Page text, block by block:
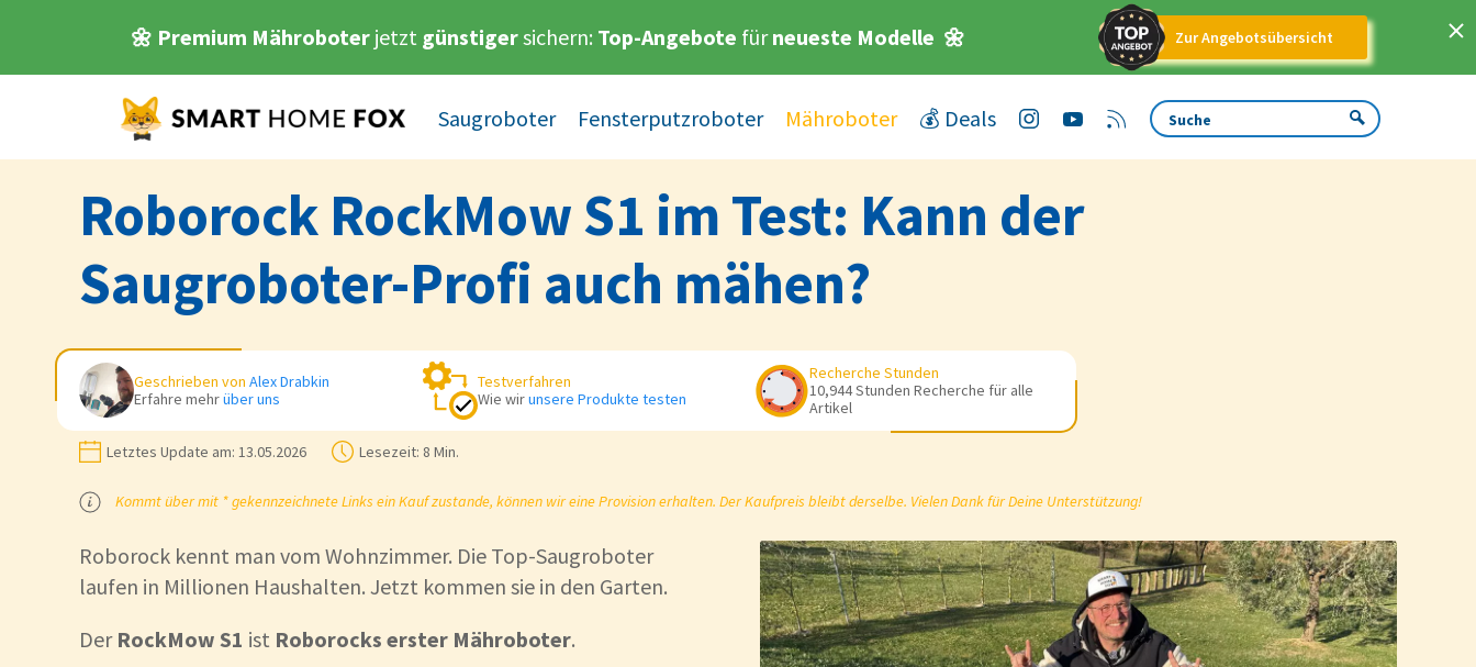
🌼 Premium Mähroboter jetzt günstigersichern: Top-Angebote fürneueste Modelle 🌼 Zur Angebotsübersicht
Saugroboter Fensterputzroboter Mähroboter 💰 Deals
Roborock RockMow S1 im Test: Kann der
Saugroboter-Profi auch mähen?
Geschrieben von Alex Drabkin
Erfahre mehrüber uns
Testverfahren
Wie wirunsere Produkte testen
Recherche Stunden
10,944 Stunden Recherche für alle
Artikel
Letztes Update am: 13.05.2026 Lesezeit: 8 Min.
Kommt über mit * gekennzeichnete Links ein Kauf zustande, können wir eine Provision erhalten. Der Kaufpreis bleibt derselbe. Vielen Dank für Deine Unterstützung!
Roborock kennt man vom Wohnzimmer. Die Top-Saugroboter
laufen in Millionen Haushalten. Jetzt kommen sie in den Garten.
Der RockMow S1 ist Roborocks erster Mähroboter.